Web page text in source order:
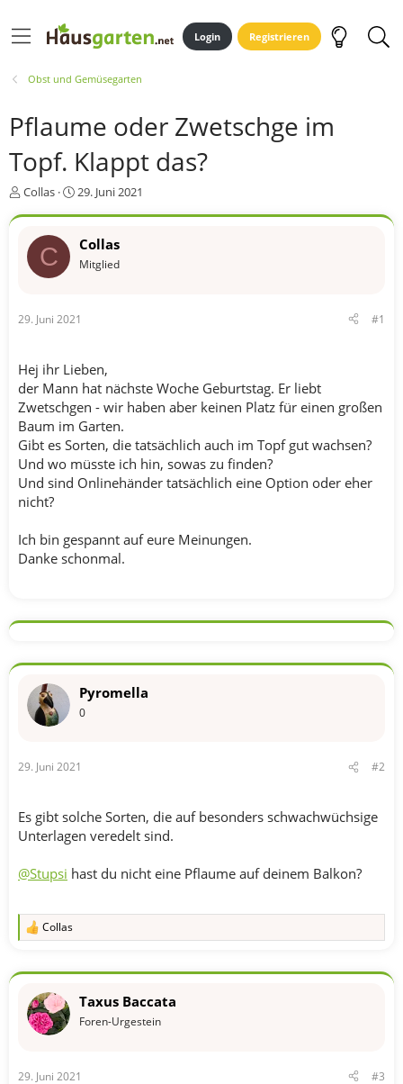
Login Registrieren
Obst und Gemüsegarten
Pflaume oder Zwetschge im
Topf. Klappt das?
E
e
r
Collas
E
t
a
29. Juni 2021
C Collas
Mitglied
29. Juni 2021 #1
Hej ihr Lieben,
der Mann hat nächste Woche Geburtstag. Er liebt
Zwetschgen - wir haben aber keinen Platz für einen großen
Baum im Garten.
Gibt es Sorten, die tatsächlich auch im Topf gut wachsen?
Und wo müsste ich hin, sowas zu finden?
Und sind Onlinehänder tatsächlich eine Option oder eher
nicht?
Ich bin gespannt auf eure Meinungen.
Danke schonmal.
Pyromella
0
29. Juni 2021 #2
Es gibt solche Sorten, die auf besonders schwachwüchsige
Unterlagen veredelt sind.
@Stupsi hast du nicht eine Pflaume auf deinem Balkon?
R
k
o
:
Collas
Taxus Baccata
Foren-Urgestein
29. Juni 2021 #3